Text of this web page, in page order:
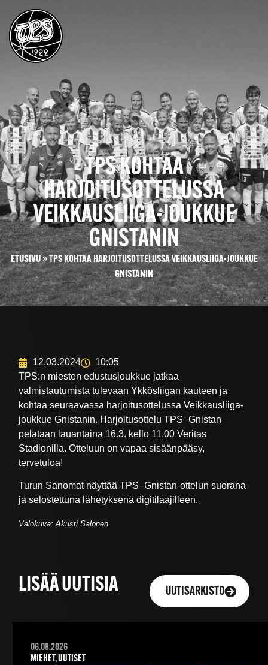
TPS KOHTAA
HARJOITUSOTTELUSSA
VEIKKAUSLIIGA-JOUKKUE
GNISTANIN
ETUSIVU»TPS KOHTAA HARJOITUSOTTELUSSA VEIKKAUSLIIGA-JOUKKUE
GNISTANIN
12.03.2024
10:05
TPS:n miesten edustusjoukkue jatkaa
valmistautumista tulevaan Ykkösliigan kauteen ja
kohtaa seuraavassa harjoitusottelussa Veikkausliiga-
joukkue Gnistanin. Harjoitusottelu TPS–Gnistan
pelataan lauantaina 16.3. kello 11.00 Veritas
Stadionilla. Otteluun on vapaa sisäänpääsy,
tervetuloa!
Turun Sanomat näyttää TPS–Gnistan-ottelun suorana
ja selostettuna lähetyksenä digitilaajilleen.
Valokuva: Akusti Salonen
LISÄÄ UUTISIA UUTISARKISTO
06.08.2026
MIEHET, UUTISET